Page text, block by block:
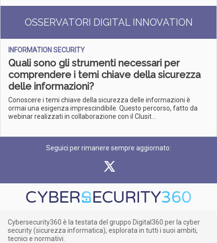
OSSERVATORI DIGITAL INNOVATION
INFORMATION SECURITY
Quali sono gli strumenti necessari per
comprendere i temi chiave della sicurezza
delle informazioni?
Conoscere i temi chiave della sicurezza delle informazioni è
ormai una esigenza imprescindibile. Questo percorso, fatto da
webinar realizzati in collaborazione con il Clusit...
Seguici per rimanere sempre aggiornato:
Cybersecurity360 è la testata del gruppo Digital360 per la cyber
security (sicurezza informatica), esplorata in tutti i suoi ambiti,
tecnici e normativi.